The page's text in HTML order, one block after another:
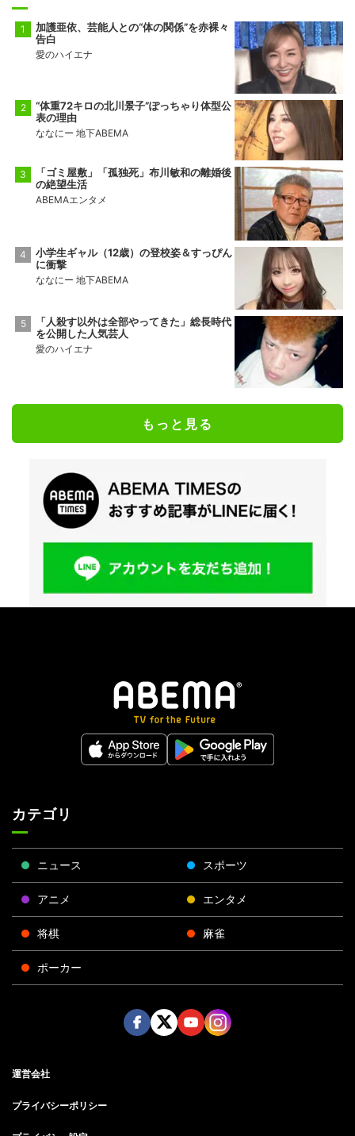
加護亜依、芸能人との“体の関係”を赤裸々
告白
愛のハイエナ
“体重72キロの北川景子”ぽっちゃり体型公
表の理由
ななにー 地下ABEMA
「ゴミ屋敷」「孤独死」布川敏和の離婚後
の絶望生活
ABEMAエンタメ
小学生ギャル（12歳）の登校姿＆すっぴん
に衝撃
ななにー 地下ABEMA
「人殺す以外は全部やってきた」総長時代
を公開した人気芸人
愛のハイエナ
もっと見る
カテゴリ
ニュース スポーツ
アニメ エンタメ
将棋 麻雀
ポーカー
運営会社
プライバシーポリシー